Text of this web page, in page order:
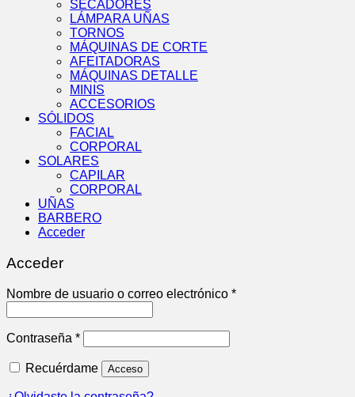
SECADORES
LÁMPARA UÑAS
TORNOS
MÁQUINAS DE CORTE
AFEITADORAS
MÁQUINAS DETALLE
MINIS
ACCESORIOS
SÓLIDOS
FACIAL
CORPORAL
SOLARES
CAPILAR
CORPORAL
UÑAS
BARBERO
Acceder
Acceder
Nombre de usuario o correo electrónico *Obligatorio
Contraseña *Obligatorio
Recuérdame Acceso